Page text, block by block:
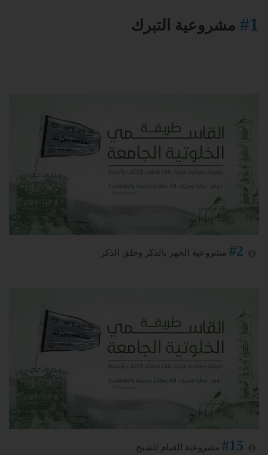
#1 مشروعية التبرك
#2 مشروعية الجهر بالذكر وحلق الذكر
#15 مشروعية القيام للشيخ